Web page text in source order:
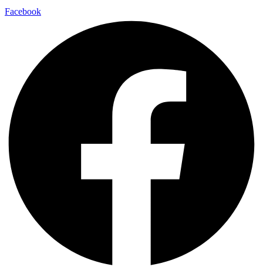
Facebook